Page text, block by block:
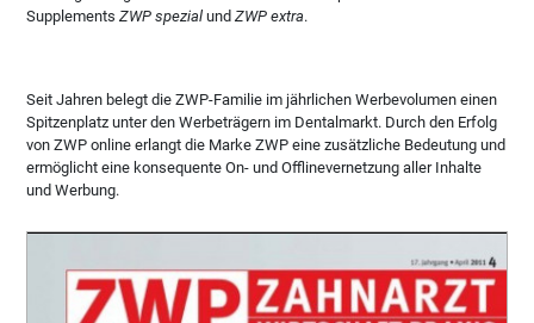
SupplementsZWP spezial undZWP extra.
Seit Jahren belegt die ZWP-Familie im jährlichen Werbevolumen einen
Spitzenplatz unter den Werbeträgern im Dentalmarkt. Durch den Erfolg
von ZWP online erlangt die Marke ZWP eine zusätzliche Bedeutung und
ermöglicht eine konsequente On- und Offlinevernetzung aller Inhalte
und Werbung.